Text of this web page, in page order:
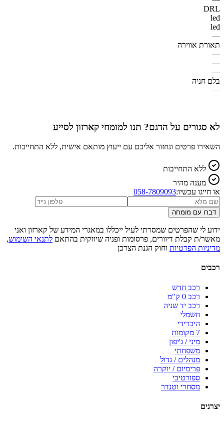
DRL
led
led
—
תאורת אווירה
—
—
—
בלם חניה
—
—
—
לא סגורים על הדגם? תנו למומחי קארזון לסייע
השאירו פרטים ונחזור אליכם עם ייעוץ מותאם אישית, ללא התחייבות.
ללא התחייבות
מענה מהיר
או חייגו עכשיו:058-7809093
דברו עם מומחה
ידוע לי שהפרטים שמסרתי לעיל ייכללו במאגרי המידע של קארזון ואני
מאשר/ת קבלת דיוורים, פרסומות ופניה שיווקית בהתאם לתנאי השימוש,
מדיניות הפרטיות וחוק הגנת הצרכן
רכבים
רכב חדש
רכב 0 ק"מ
רכב יד שניה
חשמלי
היברידי
7 מקומות
מיני / ג'יפון
משפחתי
מנהלים / גדול
פרימיום / יוקרה
ספורטיבי
מסחרי וטנדר
יצרנים